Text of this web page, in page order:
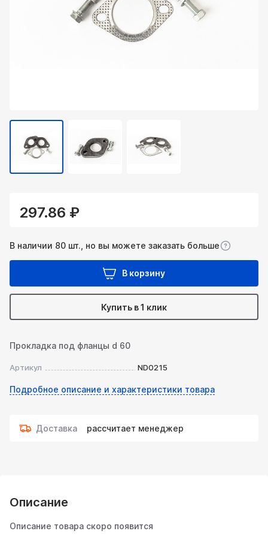
297.86 ₽
В наличии 80 шт., но вы можете заказать больше
В корзину
Купить в 1 клик
Прокладка под фланцы d 60
Артикул ND0215
Подробное описание и характеристики товара
Доставка рассчитает менеджер
Описание
Описание товара скоро появится